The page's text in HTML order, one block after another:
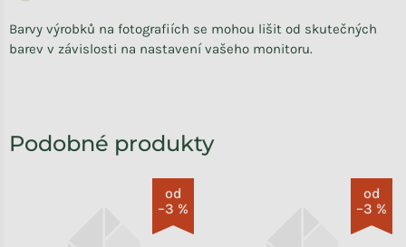
Barvy výrobků na fotografiích se mohou lišit od skutečných
barev v závislosti na nastavení vašeho monitoru.
od
–3 %
od
–3 %